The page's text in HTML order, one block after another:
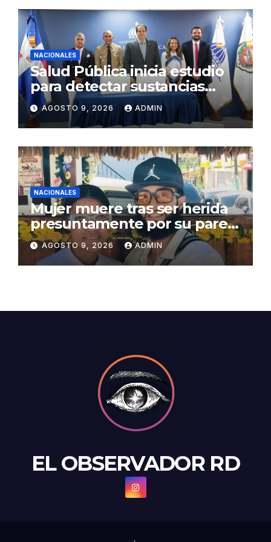
NACIONALES
Salud Pública inicia estudio
para detectar sustancias
psicoactivas en conductores
accidentados
AGOSTO 9, 2026 ADMIN
NACIONALES
Mujer muere tras ser herida
presuntamente por su pareja
en Montecristi
AGOSTO 9, 2026 ADMIN
EL OBSERVADOR RD